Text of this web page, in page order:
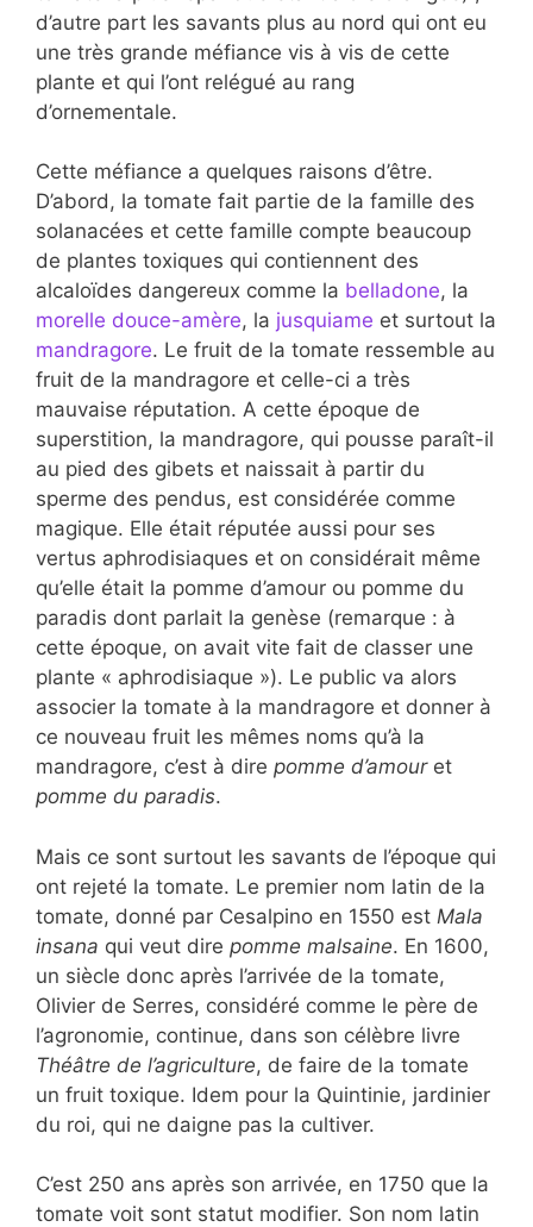
d’autre part les savants plus au nord qui ont eu
une très grande méfiance vis à vis de cette
plante et qui l’ont relégué au rang
d’ornementale.
Cette méfiance a quelques raisons d’être.
D’abord, la tomate fait partie de la famille des
solanacées et cette famille compte beaucoup
de plantes toxiques qui contiennent des
alcaloïdes dangereux comme la belladone, la
morelle douce-amère, la jusquiame et surtout la
mandragore. Le fruit de la tomate ressemble au
fruit de la mandragore et celle-ci a très
mauvaise réputation. A cette époque de
superstition, la mandragore, qui pousse paraît-il
au pied des gibets et naissait à partir du
sperme des pendus, est considérée comme
magique. Elle était réputée aussi pour ses
vertus aphrodisiaques et on considérait même
qu’elle était la pomme d’amour ou pomme du
paradis dont parlait la genèse (remarque : à
cette époque, on avait vite fait de classer une
plante « aphrodisiaque »). Le public va alors
associer la tomate à la mandragore et donner à
ce nouveau fruit les mêmes noms qu’à la
mandragore, c’est à dire pomme d’amouret
pomme du paradis.
Mais ce sont surtout les savants de l’époque qui
ont rejeté la tomate. Le premier nom latin de la
tomate, donné par Cesalpino en 1550 est Mala
insana qui veut dire pomme malsaine. En 1600,
un siècle donc après l’arrivée de la tomate,
Olivier de Serres, considéré comme le père de
l’agronomie, continue, dans son célèbre livre
Théâtre de l’agriculture, de faire de la tomate
un fruit toxique. Idem pour la Quintinie, jardinier
du roi, qui ne daigne pas la cultiver.
C’est 250 ans après son arrivée, en 1750 que la
tomate voit sont statut modifier. Son nom latin